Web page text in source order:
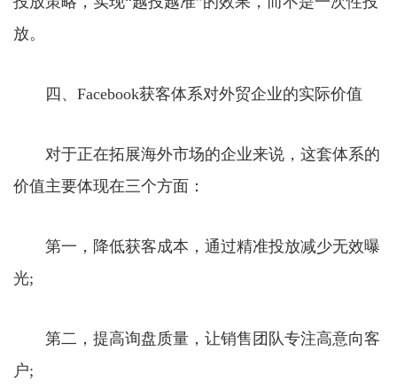
放。
四、Facebook获客体系对外贸企业的实际价值
对于正在拓展海外市场的企业来说，这套体系的
价值主要体现在三个方面：
第一，降低获客成本，通过精准投放减少无效曝
光;
第二，提高询盘质量，让销售团队专注高意向客
户;